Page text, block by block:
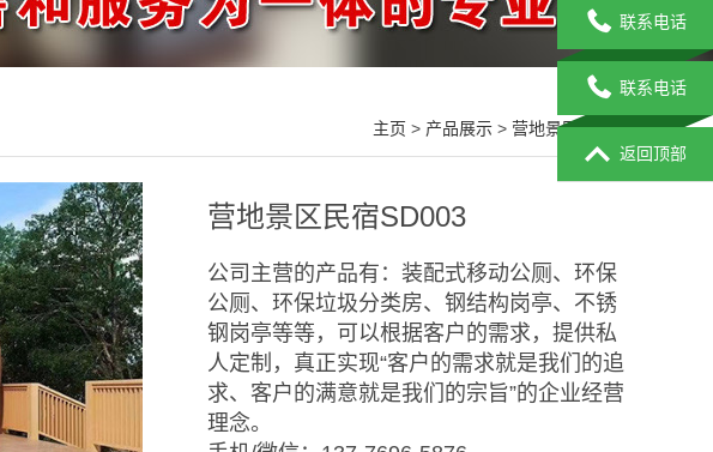
主页 > 产品展示 > 营地景区民宿>
营地景区民宿SD003
公司主营的产品有：装配式移动公厕、环保
公厕、环保垃圾分类房、钢结构岗亭、不锈
钢岗亭等等，可以根据客户的需求，提供私
人定制，真正实现“客户的需求就是我们的追
求、客户的满意就是我们的宗旨”的企业经营
理念。
联系电话
联系电话
返回顶部